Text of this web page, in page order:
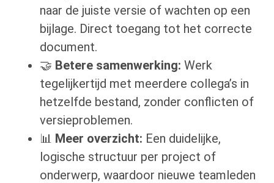
naar de juiste versie of wachten op een
bijlage. Direct toegang tot het correcte
document.
🤝 Betere samenwerking: Werk
tegelijkertijd met meerdere collega’s in
hetzelfde bestand, zonder conflicten of
versieproblemen.
📊 Meer overzicht: Een duidelijke,
logische structuur per project of
onderwerp, waardoor nieuwe teamleden